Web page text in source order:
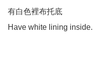
有白色裡布托底